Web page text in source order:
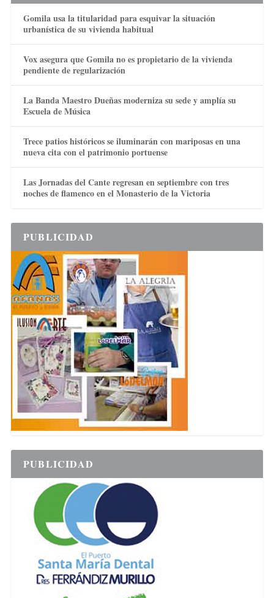
Gomila usa la titularidad para esquivar la situación
urbanística de su vivienda habitual
Vox asegura que Gomila no es propietario de la vivienda
pendiente de regularización
La Banda Maestro Dueñas moderniza su sede y amplía su
Escuela de Música
Trece patios históricos se iluminarán con mariposas en una
nueva cita con el patrimonio portuense
Las Jornadas del Cante regresan en septiembre con tres
noches de flamenco en el Monasterio de la Victoria
PUBLICIDAD
PUBLICIDAD